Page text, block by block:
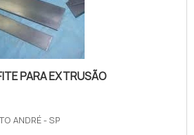
COMO É
IMPORTANTE ESTE
processo, que a.
PARA EXTRUSÃO
ANDRÉ - SP